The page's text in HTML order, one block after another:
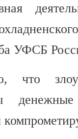
УФСБ
что